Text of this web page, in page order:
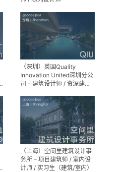
（深圳）英国Quality
Innovation United深圳分公
司 - 建筑设计师 / 资深建筑
实习生
（上海）空间里建筑设计事
务所 – 项目建筑师 / 室内设
计师 / 实习生（建筑/室内）